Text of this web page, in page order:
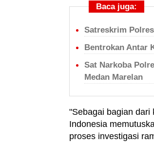
Baca juga:
Satreskrim
Bentrokan Antar
Sat Narkoba
Medan Marelan
"Sebagai bagian dari
Indonesia
proses investigasi